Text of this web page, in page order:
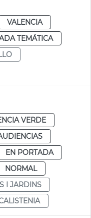
VALENCIA
TEMÁTICA
VERDE
EN PORTADA
NORMAL
I JARDINS